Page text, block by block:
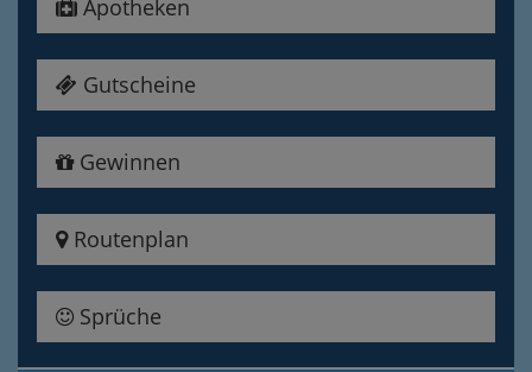
Apotheken
Gutscheine
Gewinnen
Routenplan
Sprüche